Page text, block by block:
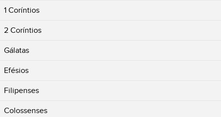
1 Coríntios
2 Coríntios
Gálatas
Efésios
Filipenses
Colossenses